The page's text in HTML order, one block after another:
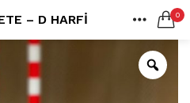
– D HARFI 0